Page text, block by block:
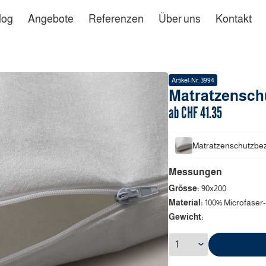
Angebote Referenzen Über uns Kontakt
Artikel-Nr. 3994
ab CHF41.35
Messungen
Grösse: 90x200
Material: 100%
Gewicht: